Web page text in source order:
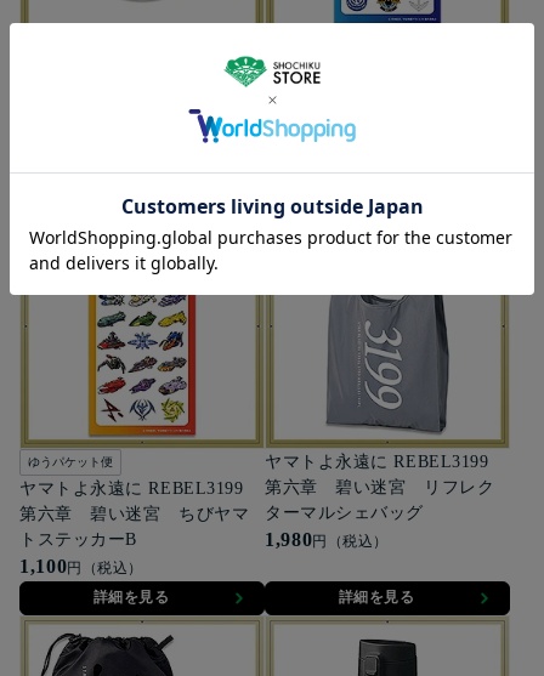
ヤマトよ永遠に REBEL3199ヤマトよ永遠に REBEL3199
第六章 碧い迷宮 ちびヤマ
トステッカーA
ゆうパケット便
ヤマトよ永遠に REBEL3199
第六章 碧い迷宮 ちびヤマ
トステッカーB
1,100円（税込）
詳細を見る
ヤマトよ永遠に REBEL3199
第六章 碧い迷宮 リフレク
ターマルシェバッグ
1,980円（税込）
詳細を見る